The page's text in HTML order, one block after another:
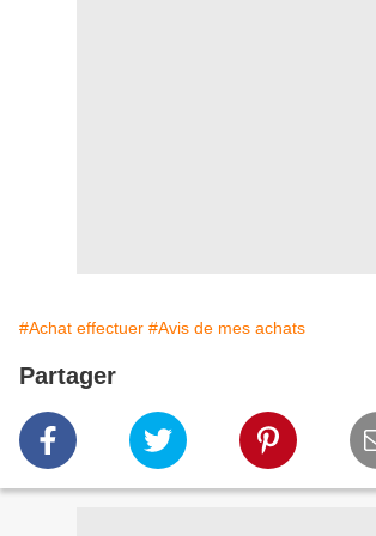
#Achat effectuer #Avis de mes achats
Partager